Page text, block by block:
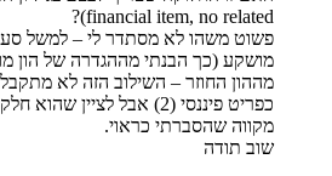
financial item, no related)?
פשוט משהו לא מסתדר לי – למשל
מושקע (כך הבנתי מההגדרה של הון
מההון החוזר – השילוב הזה לא מתקבל
כפריט פיננסי (2) אבל לציין שהוא חלק מההון החוזר (1).
מקווה שהסברתי כראוי.
שוב תודה